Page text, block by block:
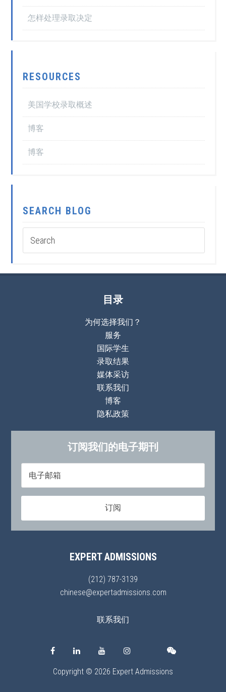
怎样处理录取决定
RESOURCES
美国学校录取概述
博客
博客
SEARCH BLOG
目录
为何选择我们？
服务
国际学生
录取结果
媒体采访
联系我们
博客
隐私政策
订阅我们的电子期刊
EXPERT ADMISSIONS
(212) 787-3139
chinese@expertadmissions.com
联系我们
Copyright © 2026 Expert Admissions